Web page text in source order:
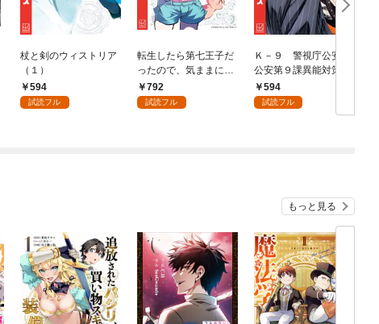
杖と剣のウィストリア
（１）
594
試読フル
転生したら第七王子だ
ったので、気ままに魔
術を極めます（１）
792
試読フル
Ｋ－９ 警視庁公安部
公安第９課異能対策係
（１）
594
試読フル
もっと見る